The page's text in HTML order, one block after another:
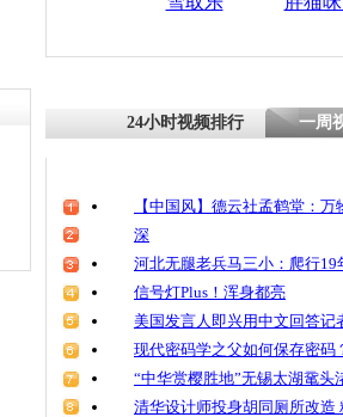
24小时视频排行 一周
【中国风】德云社孟鹤堂：
深
河北无腿老兵马三小：爬行19
信号灯Plus！浑身都亮
美国发言人即兴用中文回答记
现代密码学之父如何保存密
“中华赏樱胜地”无锡太湖鼋头
清华设计师投身胡同厕所改造